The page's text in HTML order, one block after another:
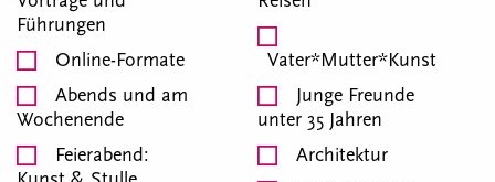
Führungen
Online-Formate
Abends und am
Wochenende
Feierabend:
Vater*Mutter*Kunst
Junge Freunde
unter 35 Jahren
Architektur